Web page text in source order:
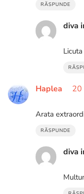
RĂSPUNDE
diva
Haplea 20
Arata
RĂSPUNDE
diva